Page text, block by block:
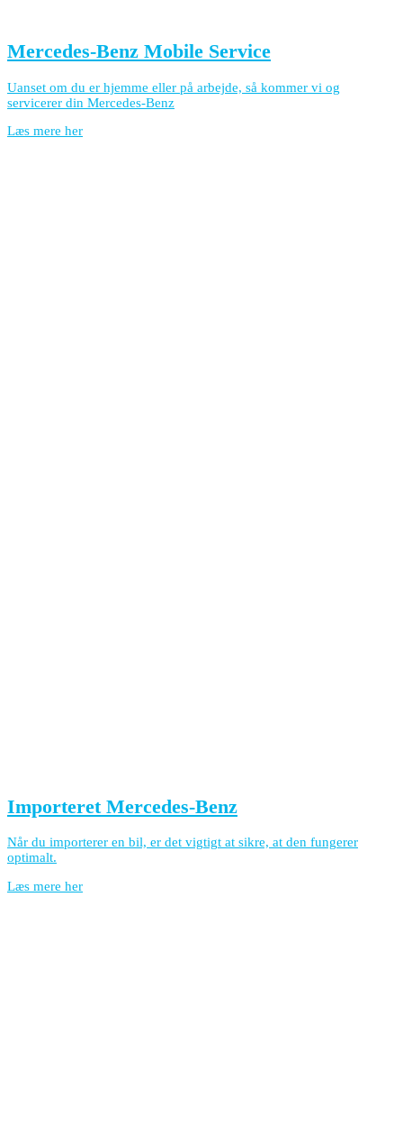
Mercedes-Benz Mobile Service
Uanset om du er hjemme eller på arbejde, så kommer vi og
servicerer din Mercedes-Benz
Læs mere her
Importeret Mercedes-Benz
Når du importerer en bil, er det vigtigt at sikre, at den fungerer
optimalt.
Læs mere her